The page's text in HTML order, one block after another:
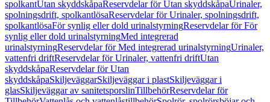
spolkantUtan skyddskåpaReservdelar för Utan skyddskåpaUrinaler,
spolningsdrift, spolkantlösaReservdelar för Urinaler, spolningsdrift,
spolkantlösaFör synlig eller dold urinalstyrningReservdelar för För
synlig eller dold urinalstyrningMed integrerad
urinalstyrningReservdelar för Med integrerad urinalstyrningUrinaler,
vattenfri driftReservdelar för Urinaler, vattenfri driftUtan
skyddskåpaReservdelar för Utan
skyddskåpaSkiljeväggarSkiljeväggar i plastSkiljeväggar i
glasSkiljeväggar av sanitetsporslinTillbehörReservdelar för